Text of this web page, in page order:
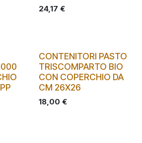
24,17 €
CONTENITORI PASTO
TRISCOMPARTO BIO
CON COPERCHIO DA
CM 26X26
18,00 €